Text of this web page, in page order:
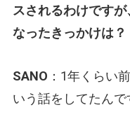
スされるわけです
なったきっかけは？
SANO ：1年くらい
いう話をしてたんで